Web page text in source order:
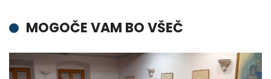
MOGOČE VAM BO VŠEČ